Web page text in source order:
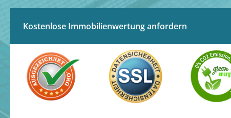
Kostenlose Immobilienwertung anfordern